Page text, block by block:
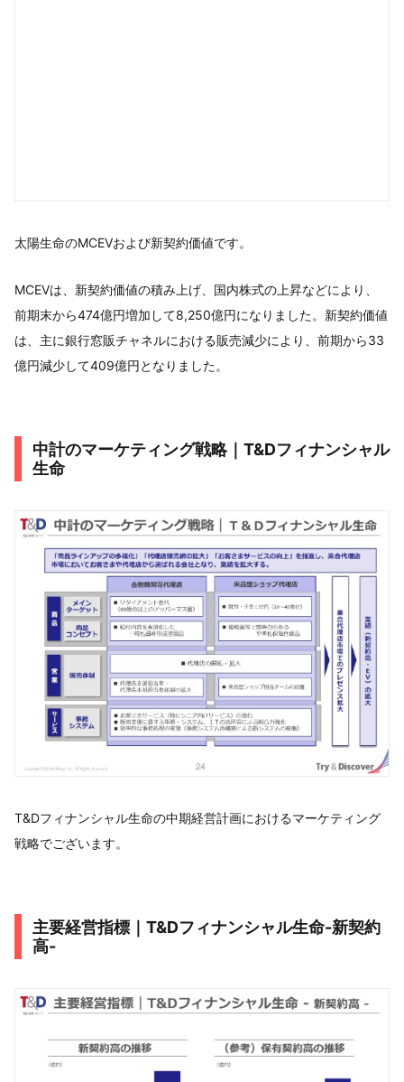
太陽生命のMCEVおよび新契約価値です。
MCEVは、新契約価値の積み上げ、国内株式の上昇などにより、
前期末から474億円増加して8,250億円になりました。新契約価値
は、主に銀行窓販チャネルにおける販売減少により、前期から33
億円減少して409億円となりました。
中計のマーケティング戦略｜T&Dフィナンシャル
生命
T&Dフィナンシャル生命の中期経営計画におけるマーケティング
戦略でございます。
主要経営指標｜T&Dフィナンシャル生命-新契約
高-